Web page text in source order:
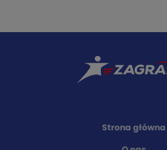
Strona główna